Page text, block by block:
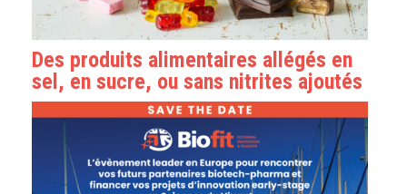
Des produits alimentaires allégés en
sel, en sucre, ou sans nitrites ajoutés